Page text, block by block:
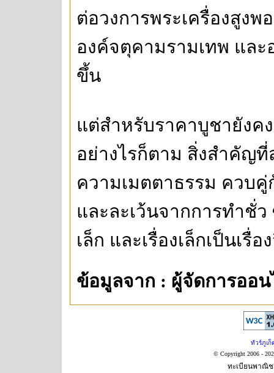
ต่อวงการพระเครื่องสูง
องค์จตุคามรามเทพ แล
ขึ้น
แต่สำหรับราคาบูชายังค
อย่างไรก็ตาม สิ่งสำคัญ
ความเมตตาธรรม ควบ
และละเว้นจากการทำชั่ว
เล็ก และเรื่องเล็กเป็นเรื่อ
ข้อมูลจาก : ผู้จัดการออน
ทัวร์ภูเก็
© Copyright 2006 -
ทะเบียนพาณิช